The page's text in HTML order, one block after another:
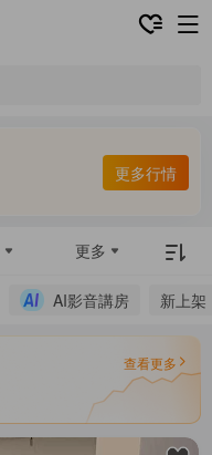
更多行情
更多
AI影音講房 新上架
查看更多